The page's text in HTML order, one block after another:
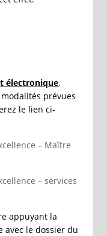
électronique,
prévues
le lien ci-
– Maître
– services
appuyant la
avec le dossier du